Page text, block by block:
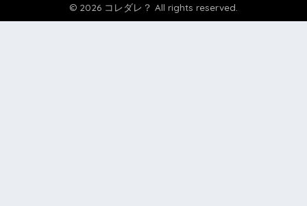
© 2026 コレダレ？ All rights reserved.